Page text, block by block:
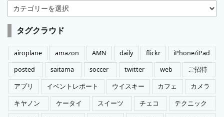
カ
テ
ゴ
リ
ー
タグクラウド
airoplane amazon AMN daily flickr
iPhone/iPad
posted
saitama soccer twitter web
ご招待
アプリ
イベントレポート ウイスキー カフェ
カメラ
キヤノン
ケータイ スイーツ チェコ
テクニック